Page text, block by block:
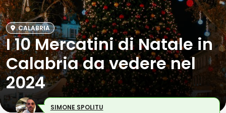
CALABRIA
I 10 Mercatini di Natale in
Calabria da vedere nel
2024
SIMONE SPOLITU